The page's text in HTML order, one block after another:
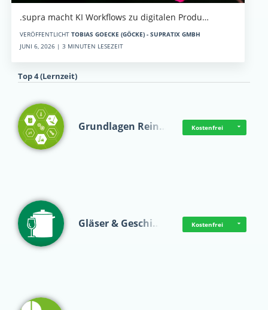
.supra macht KI Workflows zu digitalen Produ…
VERÖFFENTLICHT TOBIAS GOECKE (GÖCKE) - SUPRATIX GMBH
JUNI 6, 2026 | 3 MINUTEN LESEZEIT
Top 4 (Lernzeit)
Grundlagen Rein… Kostenfrei
Gläser & Geschi… Kostenfrei